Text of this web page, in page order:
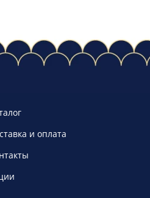
и оплата